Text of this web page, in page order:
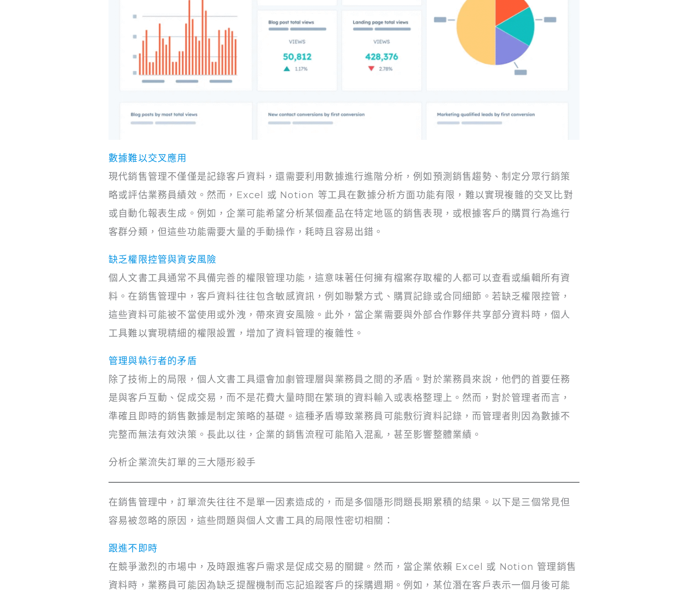
數據難以交叉應用
現代銷售管理不僅僅是記錄客戶資料，還需要利用數據進行進階分析，例如預測銷售趨勢、制定分眾行銷策
略或評估業務員績效。然而，Excel 或 Notion 等工具在數據分析方面功能有限，難以實現複雜的交叉比對
或自動化報表生成。例如，企業可能希望分析某個產品在特定地區的銷售表現，或根據客戶的購買行為進行
客群分類，但這些功能需要大量的手動操作，耗時且容易出錯。
缺乏權限控管與資安風險
個人文書工具通常不具備完善的權限管理功能，這意味著任何擁有檔案存取權的人都可以查看或編輯所有資
料。在銷售管理中，客戶資料往往包含敏感資訊，例如聯繫方式、購買記錄或合同細節。若缺乏權限控管，
這些資料可能被不當使用或外洩，帶來資安風險。此外，當企業需要與外部合作夥伴共享部分資料時，個人
工具難以實現精細的權限設置，增加了資料管理的複雜性。
管理與執行者的矛盾
除了技術上的局限，個人文書工具還會加劇管理層與業務員之間的矛盾。對於業務員來說，他們的首要任務
是與客戶互動、促成交易，而不是花費大量時間在繁瑣的資料輸入或表格整理上。然而，對於管理者而言，
準確且即時的銷售數據是制定策略的基礎。這種矛盾導致業務員可能敷衍資料記錄，而管理者則因為數據不
完整而無法有效決策。長此以往，企業的銷售流程可能陷入混亂，甚至影響整體業績。
分析企業流失訂單的三大隱形殺手
在銷售管理中，訂單流失往往不是單一因素造成的，而是多個隱形問題長期累積的結果。以下是三個常見但
容易被忽略的原因，這些問題與個人文書工具的局限性密切相關：
跟進不即時
在競爭激烈的市場中，及時跟進客戶需求是促成交易的關鍵。然而，當企業依賴 Excel 或 Notion 管理銷售
資料時，業務員可能因為缺乏提醒機制而忘記追蹤客戶的採購週期。例如，某位潛在客戶表示一個月後可能